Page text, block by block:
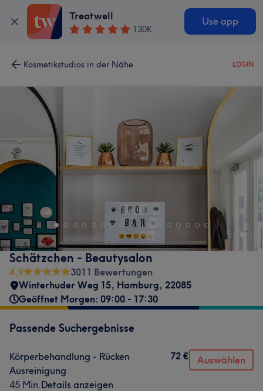
Treatwell
130K
Use app
Kosmetikstudios in der Nähe LOGIN
Schätzchen - Beautysalon
4,9
3011 Bewertungen
Winterhuder Weg 15, Hamburg, 22085
Geöffnet Morgen: 09:00 - 17:30
Passende Suchergebnisse
Körperbehandlung - Rücken
Ausreinigung
45 Min.Details anzeigen
72 € Auswählen